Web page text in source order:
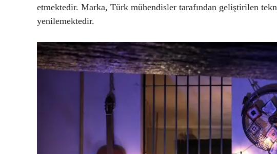
etmektedir. Marka, Türk mühendisler tarafından geliştirilen
yenilemektedir.